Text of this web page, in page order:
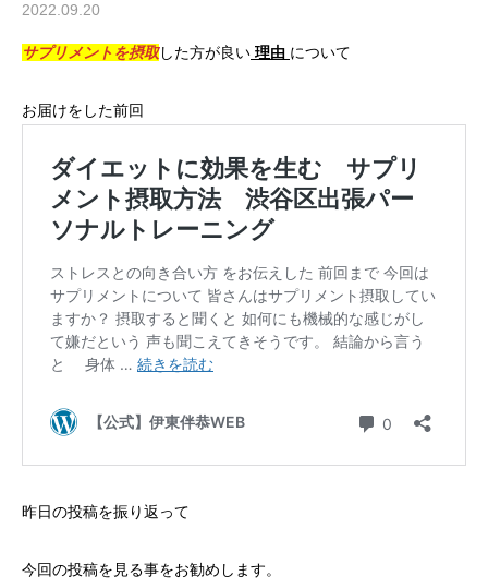
2022.09.20
サプリメントを摂取した方が良い 理由 について
お届けをした前回
昨日の投稿を振り返って
今回の投稿を見る事をお勧めします。